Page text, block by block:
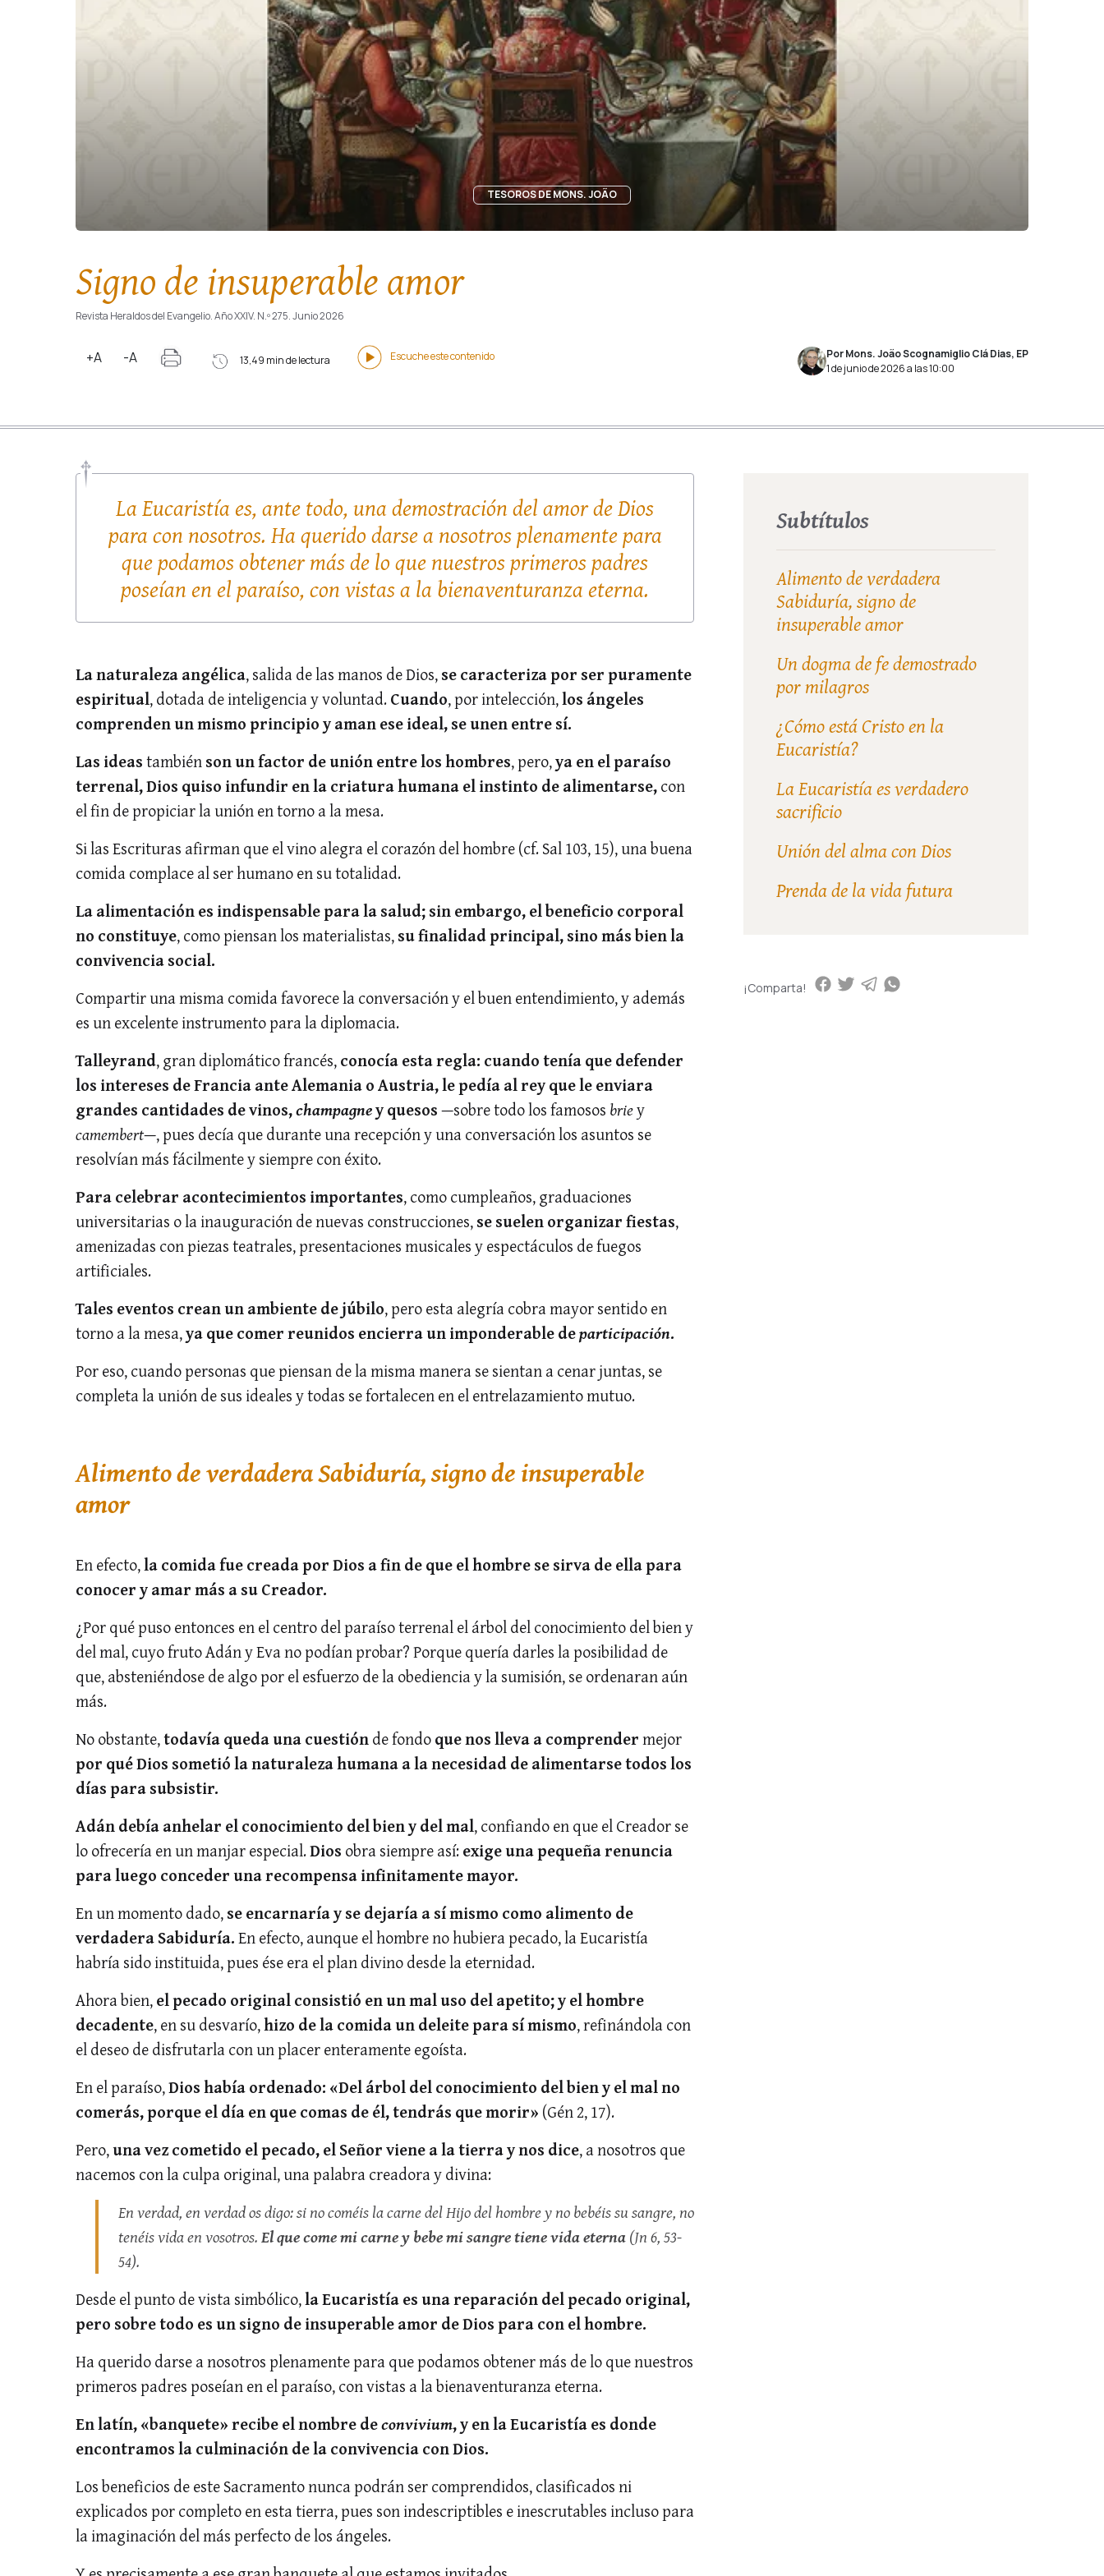
TESOROS DE MONS. JOÃO
Signo de insuperable amor
Revista Heraldos del Evangelio. Año XXIV. N.º 275. Junio 2026
+A -A 13,49 min de lectura Escuche este contenido
Por Mons. João Scognamiglio Clá Dias, EP
1 de junio de 2026 a las 10:00
La Eucaristía es, ante todo, una demostración del amor de Dios
para con nosotros. Ha querido darse a nosotros plenamente para
que podamos obtener más de lo que nuestros primeros padres
poseían en el paraíso, con vistas a la bienaventuranza eterna.
La naturaleza angélica, salida de las manos de Dios,se caracteriza por ser puramente
espiritual, dotada de inteligencia y voluntad.Cuando, por intelección,los ángeles
comprenden un mismo principio y aman ese ideal, se unen entre sí.
Las ideastambiénson un factor de unión entre los hombres, pero,ya en el paraíso
terrenal, Dios quiso infundir en la criatura humana el instinto de alimentarse,con
el fin de propiciar la unión en torno a la mesa.
Si las Escrituras afirman que el vino alegra el corazón del hombre (cf. Sal 103, 15), una buena
comida complace al ser humano en su totalidad.
La alimentación es indispensable para la salud; sin embargo, el beneficio corporal
no constituye, como piensan los materialistas,su finalidad principal, sino más bien la
convivencia social.
Compartir una misma comida favorece la conversación y el buen entendimiento, y además
es un excelente instrumento para la diplomacia.
Talleyrand, gran diplomático francés,conocía esta regla: cuando tenía que defender
los intereses de Francia ante Alemania o Austria, le pedía al rey que le enviara
grandes cantidades de vinos,champagney quesos—sobre todo los famosos briey
camembert—, pues decía que durante una recepción y una conversación los asuntos se
resolvían más fácilmente y siempre con éxito.
Para celebrar acontecimientos importantes, como cumpleaños, graduaciones
universitarias o la inauguración de nuevas construcciones,se suelen organizar fiestas,
amenizadas con piezas teatrales, presentaciones musicales y espectáculos de fuegos
artificiales.
Tales eventos crean un ambiente de júbilo, pero esta alegría cobra mayor sentido en
torno a la mesa,ya que comer reunidos encierra un imponderable departicipación.
Por eso, cuando personas que piensan de la misma manera se sientan a cenar juntas, se
completa la unión de sus ideales y todas se fortalecen en el entrelazamiento mutuo.
Alimento de verdadera Sabiduría, signo de insuperable
amor
En efecto,la comida fue creada por Dios a fin de que el hombre se sirva de ella para
conocer y amar más a su Creador.
¿Por qué puso entonces en el centro del paraíso terrenal el árbol del conocimiento del bien y
del mal, cuyo fruto Adán y Eva no podían probar? Porque quería darles la posibilidad de
que, absteniéndose de algo por el esfuerzo de la obediencia y la sumisión, se ordenaran aún
más.
No obstante,todavía queda una cuestiónde fondoque nos llevaacomprendermejor
por qué Dios sometió la naturaleza humana a la necesidad de alimentarsetodos los
días para subsistir.
Adán debía anhelar el conocimiento del bien y del mal, confiando en que el Creador se
lo ofrecería en un manjar especial.Dios obra siempre así:exige una pequeña renuncia
para luego conceder una recompensa infinitamente mayor.
En un momento dado,se encarnaría y se dejaría a sí mismo como alimento de
verdadera Sabiduría.En efecto, aunque el hombre no hubiera pecado, la Eucaristía
habría sido instituida, pues ése era el plan divino desde la eternidad.
Ahora bien,el pecado original consistió en un mal uso del apetito; y el hombre
decadente, en su desvarío,hizo de la comida un deleite para sí mismo, refinándola con
el deseo de disfrutarla con un placer enteramente egoísta.
En el paraíso,Dios había ordenado: «Del árbol del conocimiento del bien y el mal no
comerás, porque el día en que comas de él, tendrás que morir» (Gén 2, 17).
Pero,una vez cometido el pecado, el Señor viene a la tierra y nos dice, a nosotros que
nacemos con la culpa original, una palabra creadora y divina:
En verdad, en verdad os digo: si no coméis la carne del Hijo del hombre y no bebéis su sangre, no
tenéis vida en vosotros.El que come mi carne y bebe mi sangre tiene vida eterna(Jn 6, 53-
54).
Desde el punto de vista simbólico,la Eucaristía es una reparación del pecado original,
pero sobre todo es un signo de insuperable amor de Dios para con el hombre.
Ha querido darse a nosotros plenamente para que podamos obtener más de lo que nuestros
primeros padres poseían en el paraíso, con vistas a la bienaventuranza eterna.
En latín, «banquete» recibe el nombre deconvivium, y en la Eucaristía es donde
encontramos la culminación de la convivencia con Dios.
Los beneficios de este Sacramento nunca podrán ser comprendidos, clasificados ni
explicados por completo en esta tierra, pues son indescriptibles e inescrutables incluso para
la imaginación del más perfecto de los ángeles.
Subtítulos
Alimento de verdadera
Sabiduría, signo de
insuperable amor
Un dogma de fe demostrado
por milagros
¿Cómo está Cristo en la
Eucaristía?
La Eucaristía es verdadero
sacrificio
Unión del alma con Dios
Prenda de la vida futura
¡Comparta!